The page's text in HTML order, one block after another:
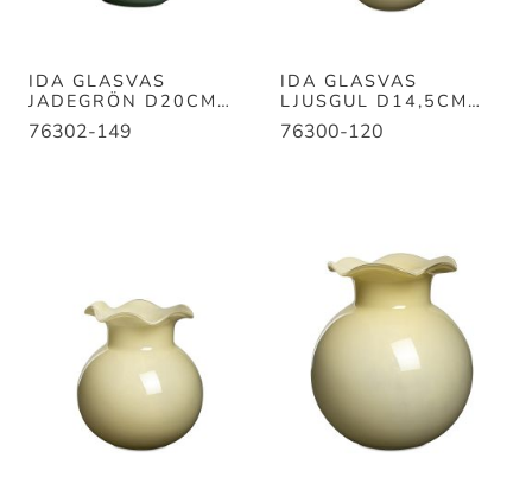
IDA GLASVAS
JADEGRÖN D20CM
H23CM
76302-149
IDA GLASVAS
LJUSGUL D14,5CM
H14,5CM
76300-120